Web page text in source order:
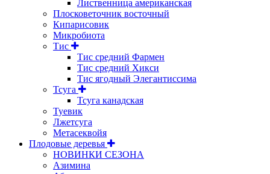
Лиственница американская
Плосковеточник восточный
Кипарисовик
Микробиота
Тис
Тис средний Фармен
Тис средний Хикси
Тис ягодный Элегантиссима
Тсуга
Тсуга канадская
Туевик
Лжетсуга
Метасеквойя
Плодовые деревья
НОВИНКИ СЕЗОНА
Азимина